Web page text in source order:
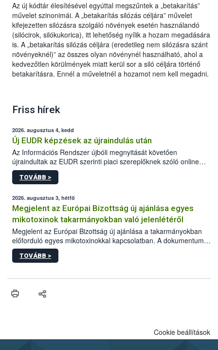
Az új kódtár élesítésével egyúttal megszűntek a „betakarítás”
művelet szinonimái. A „betakarítás silózás céljára” művelet
kifejezetten silózásra szolgáló növények esetén használandó
(silócirok, silókukorica), itt lehetőség nyílik a hozam megadására
is. A „betakarítás silózás céljára (eredetileg nem silózásra szánt
növényeknél)” az összes olyan növénynél használható, ahol a
kedvezőtlen körülmények miatt kerül sor a siló céljára történő
betakarításra. Ennél a műveletnél a hozamot nem kell megadni.
Friss hírek
2026. augusztus 4, kedd
Új EUDR képzések az újraindulás után
Az Információs Rendszer újbóli megnyitását követően
újraindultak az EUDR szerinti piaci szereplőknek szóló online
képzések.
TOVÁBB >
2026. augusztus 3, hétfő
Megjelent az Európai Bizottság új ajánlása egyes
mikotoxinok takarmányokban való jelenlétéről
Megjelent az Európai Bizottság új ajánlása a takarmányokban
előforduló egyes mikotoxinokkal kapcsolatban. A dokumentum
2027-től új irányértékek alkalmazását írja elő, és a jelenleg
hatályos uniós ajánlások helyébe lép.
TOVÁBB >
Cookie beállítások